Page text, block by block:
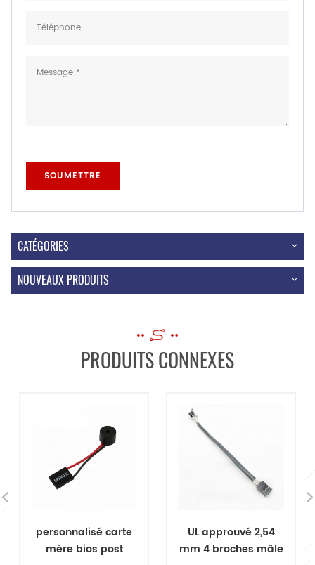
CATÉGORIES
NOUVEAUX PRODUITS
PRODUITS CONNEXES
UL approuvé 2,54
mm 4 broches mâle
OEM réparation
fabricant de